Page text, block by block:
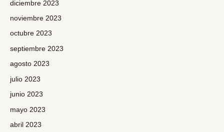
diciembre 2023
noviembre 2023
octubre 2023
septiembre 2023
agosto 2023
julio 2023
junio 2023
mayo 2023
abril 2023